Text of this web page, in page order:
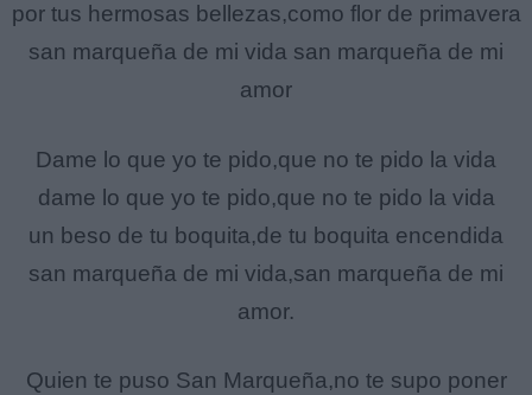
por tus hermosas bellezas,como flor de primavera
san marqueña de mi vida san marqueña de mi
amor
Dame lo que yo te pido,que no te pido la vida
dame lo que yo te pido,que no te pido la vida
un beso de tu boquita,de tu boquita encendida
san marqueña de mi vida,san marqueña de mi
amor.
Quien te puso San Marqueña,no te supo poner